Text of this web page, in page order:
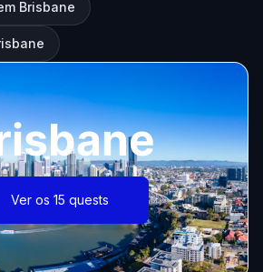
Brisbane
Ver os 15 quests